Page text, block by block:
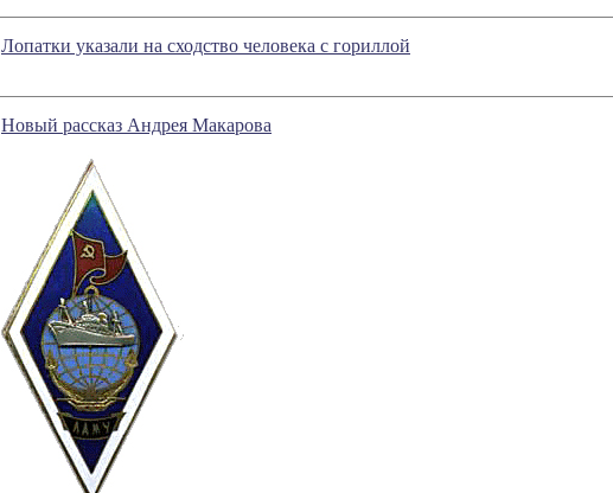
Лопатки указали на сходство человека с гориллой
Новый рассказ Андрея Макарова